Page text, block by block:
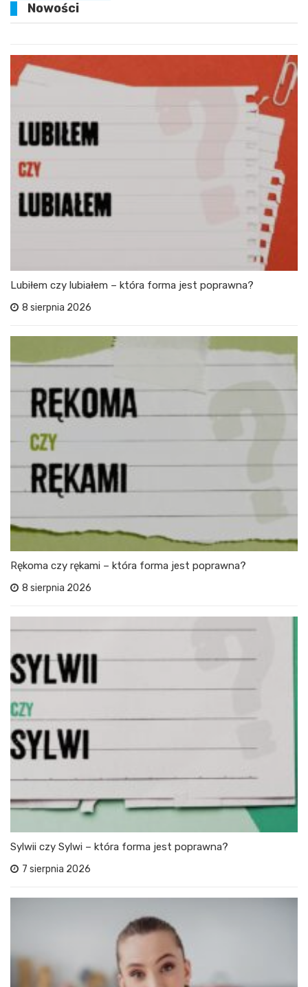
Nowości
Lubiłem czy lubiałem – która forma jest poprawna?
8 sierpnia 2026
Rękoma czy rękami – która forma jest poprawna?
8 sierpnia 2026
Sylwii czy Sylwi – która forma jest poprawna?
7 sierpnia 2026